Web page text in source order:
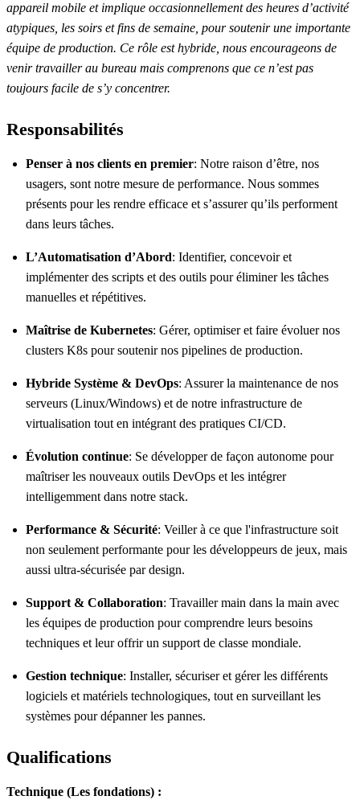
appareil mobile et implique occasionnellement des heures d’activité
atypiques, les soirs et fins de semaine, pour soutenir une importante
équipe de production. Ce rôle est hybride, nous encourageons de
venir travailler au bureau mais comprenons que ce n’est pas
toujours facile de s’y concentrer.
Responsabilités
Penser à nos clients en premier: Notre raison d’être, nos
usagers, sont notre mesure de performance. Nous sommes
présents pour les rendre efficace et s’assurer qu’ils performent
dans leurs tâches.
L’Automatisation d’Abord: Identifier, concevoir et
implémenter des scripts et des outils pour éliminer les tâches
manuelles et répétitives.
Maîtrise de Kubernetes: Gérer, optimiser et faire évoluer nos
clusters K8s pour soutenir nos pipelines de production.
Hybride Système & DevOps: Assurer la maintenance de nos
serveurs (Linux/Windows) et de notre infrastructure de
virtualisation tout en intégrant des pratiques CI/CD.
Évolution continue: Se développer de façon autonome pour
maîtriser les nouveaux outils DevOps et les intégrer
intelligemment dans notre stack.
Performance & Sécurité: Veiller à ce que l'infrastructure soit
non seulement performante pour les développeurs de jeux, mais
aussi ultra-sécurisée par design.
Support & Collaboration: Travailler main dans la main avec
les équipes de production pour comprendre leurs besoins
techniques et leur offrir un support de classe mondiale.
Gestion technique: Installer, sécuriser et gérer les différents
logiciels et matériels technologiques, tout en surveillant les
systèmes pour dépanner les pannes.
Qualifications
Technique (Les fondations) :